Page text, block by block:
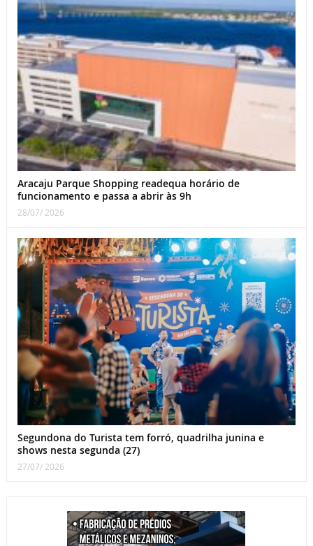
Aracaju Parque Shopping readequa horário de
funcionamento e passa a abrir às 9h
28/07/ 2026
Segundona do Turista tem forró, quadrilha junina e
shows nesta segunda (27)
27/07/ 2026